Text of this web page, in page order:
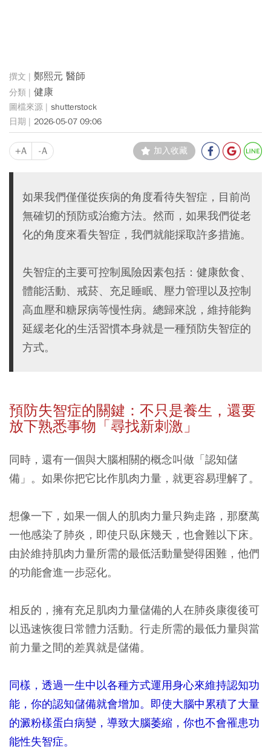
鄭熙元 醫師
健康
shutterstock
2026-05-07 09:06
+A -A 加入收藏
如果我們僅僅從疾病的角度看待失智症，目前尚
無確切的預防或治癒方法。然而，如果我們從老
化的角度來看失智症，我們就能採取許多措施。
失智症的主要可控制風險因素包括：健康飲食、
體能活動、戒菸、充足睡眠、壓力管理以及控制
高血壓和糖尿病等慢性病。總歸來說，維持能夠
延緩老化的生活習慣本身就是一種預防失智症的
方式。
預防失智症的關鍵：不只是養生，還要
放下熟悉事物「尋找新刺激」
同時，還有一個與大腦相關的概念叫做「認知儲
備」。 如果你把它比作肌肉力量，就更容易理解了。
想像一下，如果一個人的肌肉力量只夠走路，那麼萬
一他感染了肺炎，即使只臥床幾天，也會難以下床。
由於維持肌肉力量所需的最低活動量變得困難，他們
的功能會進一步惡化。
相反的，擁有充足肌肉力量儲備的人在肺炎康復後可
以迅速恢復日常體力活動。行走所需的最低力量與當
前力量之間的差異就是儲備。
同樣，透過一生中以各種方式運用身心來維持認知功
能，你的認知儲備就會增加。即使大腦中累積了大量
的澱粉樣蛋白病變，導致大腦萎縮，你也不會罹患功
能性失智症。